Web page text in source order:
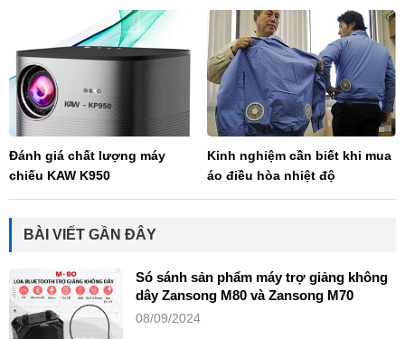
Đánh giá chất lượng máy
chiếu KAW K950
Kinh nghiệm cần biết khi mua
áo điều hòa nhiệt độ
BÀI VIẾT GẦN ĐÂY
Só sánh sản phẩm máy trợ giảng không
dây Zansong M80 và Zansong M70
08/09/2024